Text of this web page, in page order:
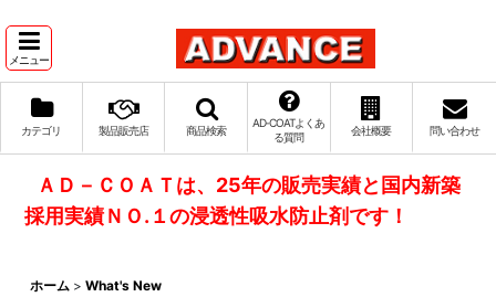
メニュー
カテゴリ 製品販売店 商品検索
AD‐COATよくあ
る質問
会社概要 問い合わせ
ＡＤ－ＣＯＡＴは、25年の販売実績と国内新築
採用実績ＮＯ.１の浸透性吸水防止剤です！
ホーム > What's New